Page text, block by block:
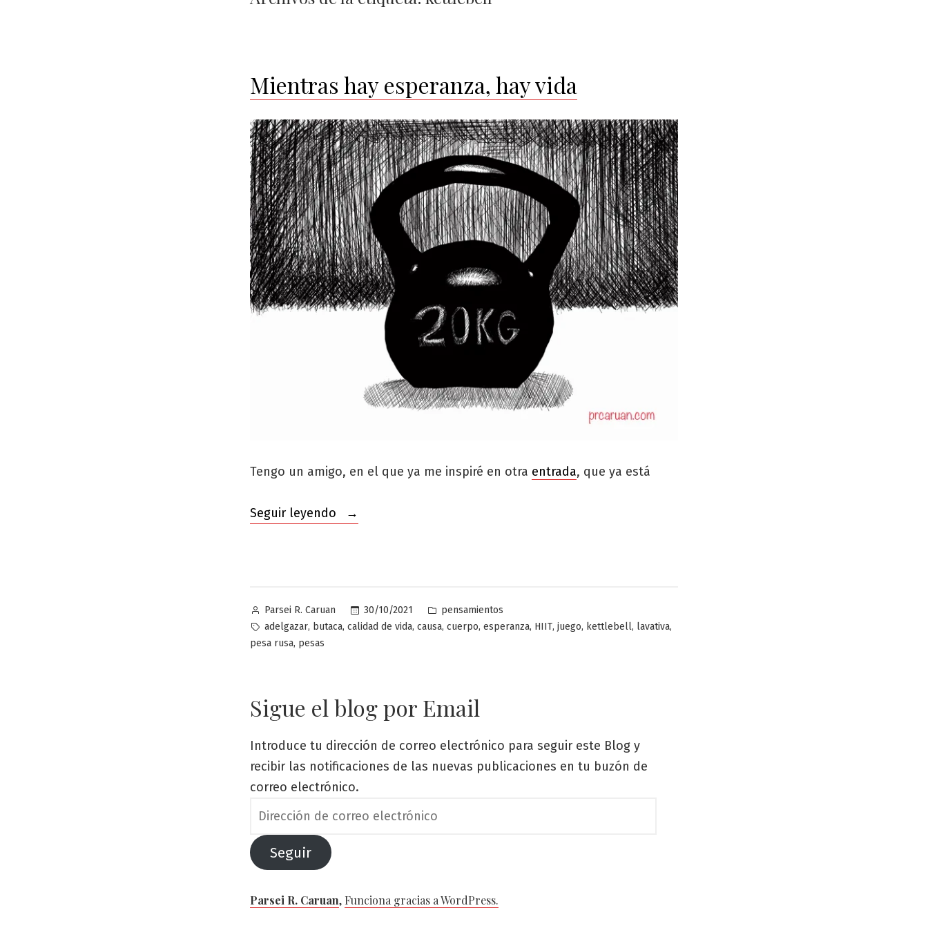
Mientras hay esperanza, hay vida
Tengo un amigo, en el que ya me inspiré en otra entrada, que ya está
Seguir leyendo
«Mientras
Publicado
por
Parsei R. Caruan 30/10/2021
Publicado
en
pensamientos
Etiquetas:
adelgazar, butaca, calidad de vida, causa, cuerpo, esperanza, HIIT, juego, kettlebell, lavativa,
pesa rusa, pesas
Sigue el blog por Email
Introduce tu dirección de correo electrónico para seguir este Blog y
recibir las notificaciones de las nuevas publicaciones en tu buzón de
correo electrónico.
Dirección
correo
electrónico
Seguir
Parsei R. Caruan, Funciona gracias a WordPress.